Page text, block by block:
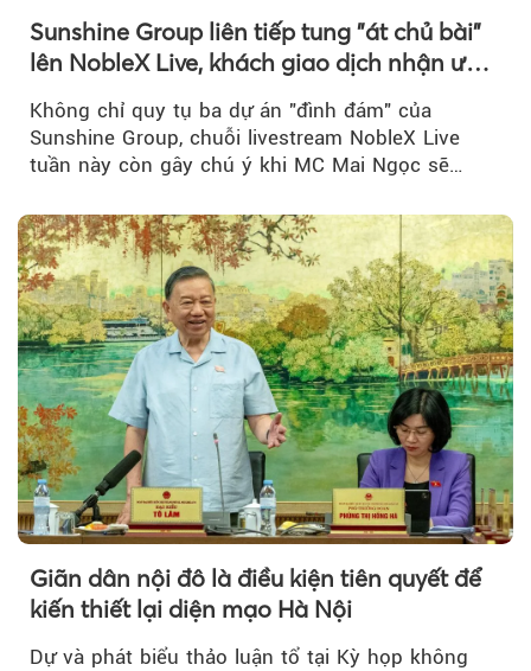
Sunshine Group liên tiếp tung "át chủ bài"
lên NobleX Live, khách giao dịch nhận ưu
Không chỉ quy tụ ba dự án "đình đám" của
Sunshine Group, chuỗi livestream NobleX Live
tuần này còn gây chú ý khi MC Mai Ngọc sẽ
Giãn dân nội đô là điều kiện tiên quyết để
kiến thiết lại diện mạo Hà Nội
Dự và phát biểu thảo luận tổ tại Kỳ họp không